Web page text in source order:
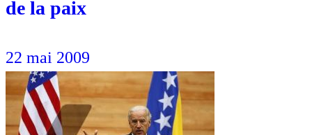
de la paix
22 mai 2009